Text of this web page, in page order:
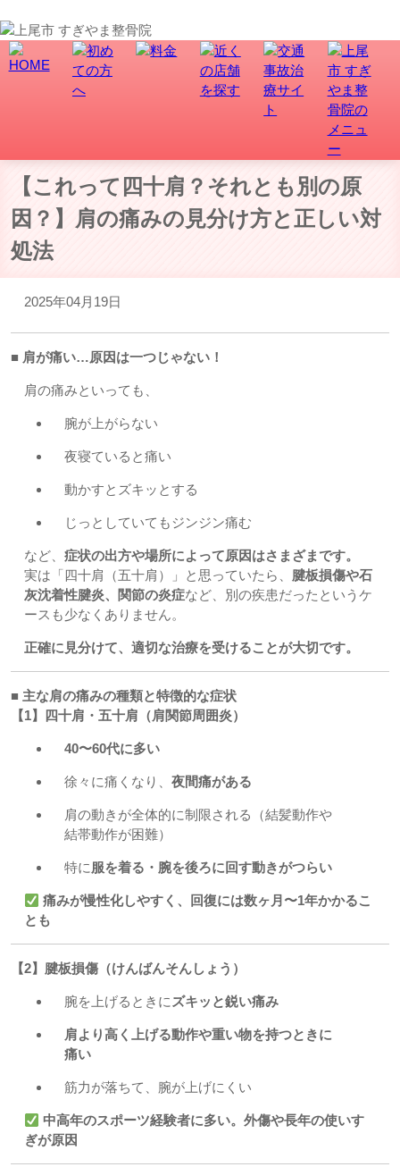
【これって四十肩？それとも別の原
因？】肩の痛みの見分け方と正しい対
処法
2025年04月19日
■ 肩が痛い…原因は一つじゃない！
肩の痛みといっても、
腕が上がらない
夜寝ていると痛い
動かすとズキッとする
じっとしていてもジンジン痛む
など、 症状の出方や場所によって原因はさまざまです。
実は「四十肩（五十肩）」と思っていたら、 腱板損傷や石
灰沈着性腱炎、関節の炎症など、別の疾患だったというケ
ースも少なくありません。
正確に見分けて、適切な治療を受けることが大切です。
■ 主な肩の痛みの種類と特徴的な症状
【1】四十肩・五十肩（肩関節周囲炎）
40〜60代に多い
徐々に痛くなり、 夜間痛がある
肩の動きが全体的に制限される（結髪動作や
結帯動作が困難）
特に服を着る・腕を後ろに回す動きがつらい
痛みが慢性化しやすく、回復には数ヶ月〜1年かかるこ
とも
【2】腱板損傷（けんばんそんしょう）
腕を上げるときに ズキッと鋭い痛み
肩より高く上げる動作や重い物を持つときに
痛い
筋力が落ちて、腕が上げにくい
中高年のスポーツ経験者に多い。外傷や長年の使いす
ぎが原因